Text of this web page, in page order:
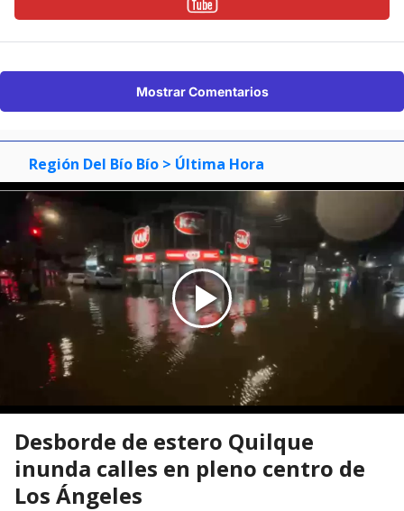
Mostrar Comentarios
Región Del Bío Bío > Última Hora
Desborde de estero Quilque
inunda calles en pleno centro de
Los Ángeles